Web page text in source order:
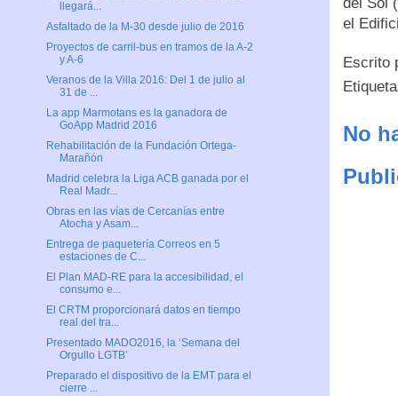
el
Escrito
No
llegará...
Asfaltado de la M-30 desde julio de 2016
Proyectos de carril-bus en tramos de la A-2
y A-6
Veranos de la Villa 2016: Del 1 de julio al
31 de ...
La app Marmotans es la ganadora de
GoApp Madrid 2016
Rehabilitación de la Fundación Ortega-
Marañón
Madrid celebra la Liga ACB ganada por el
Real Madr...
Obras en las vías de Cercanías entre
Atocha y Asam...
Entrega de paquetería Correos en 5
estaciones de C...
El Plan MAD-RE para la accesibilidad, el
consumo e...
El CRTM proporcionará datos en tiempo
real del tra...
Presentado MADO2016, la ‘Semana del
Orgullo LGTB’
Preparado el dispositivo de la EMT para el
cierre ...